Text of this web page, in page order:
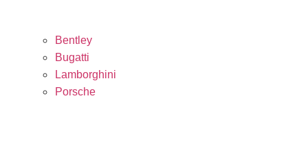
Bentley
Bugatti
Lamborghini
Porsche